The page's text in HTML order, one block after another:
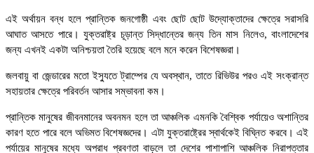
এই অর্থায়ন বন্ধ হলে প্রান্তিক জনগোষ্ঠী এবং ছোট ছোট উদ্যোক্তাদের ক্ষেত্রে সরাসরি
আঘাত আসতে পারে। যুক্তরাষ্ট্র চূড়ান্ত সিদ্ধান্তের জন্য তিন মাস নিলেও, বাংলাদেশের
জন্য এখনই একটা অনিশ্চয়তা তৈরি হয়েছে বলে মনে করেন বিশেষজ্ঞরা।
জলবায়ু বা জেন্ডারের মতো ইস্যুতে ট্রাম্পের যে অবস্থান, তাতে রিভিউর পরও এই সংক্রান্ত
সহায়তার ক্ষেত্রে পরিবর্তন আসার সম্ভাবনা কম।
প্রান্তিক মানুষের জীবনমানের অবনমন হলে তা আঞ্চলিক এমনকি বৈশ্বিক পর্যায়েও অশান্তির
কারণ হতে পারে বলে অভিমত বিশেষজ্ঞদের। এটা যুক্তরাষ্ট্রের স্বার্থকেই বিঘ্নিত করবে। এই
পর্যায়ের মানুষের মধ্যে অপরাধ প্রবণতা বাড়লে তা দেশের পাশাপাশি আঞ্চলিক নিরাপত্তার